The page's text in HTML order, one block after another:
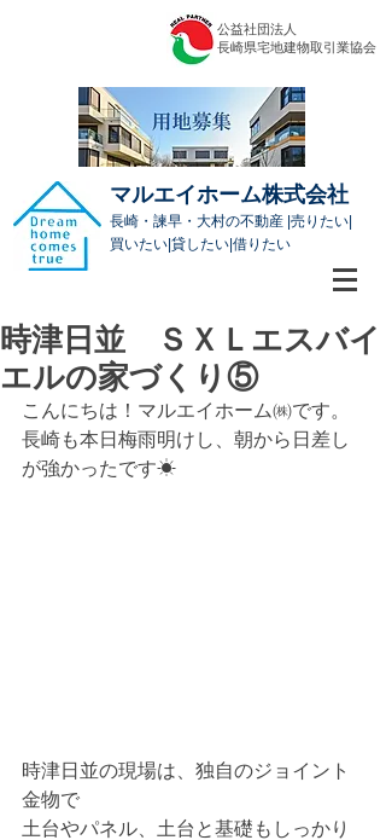
公益社団法人
​長崎県宅地建物取引業協会
マルエイホーム株式会社
長崎・諫早・大村の不動産 |売りたい|
買いたい|貸したい|借りたい
時津日並 ＳＸＬエスバイ
エルの家づくり⑤
こんにちは！マルエイホーム㈱です。
長崎も本日梅雨明けし、朝から日差し
が強かったです☀
時津日並の現場は、独自のジョイント
金物で
土台やパネル、土台と基礎もしっかり